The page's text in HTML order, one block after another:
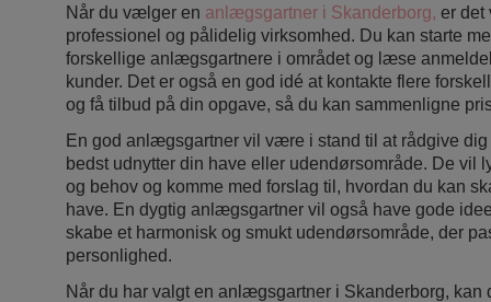
Når du vælger en anlægsgartner i Skanderborg, er det
professionel og pålidelig virksomhed. Du kan starte
forskellige anlægsgartnere i området og læse
kunder. Det er også en god idé at kontakte flere
og få tilbud på din opgave, så du kan sammenligne
En god anlægsgartner vil være i stand til at rådgive dig
bedst udnytter din have eller udendørsområde. De vil
og behov og komme med forslag til, hvordan du kan
have. En dygtig anlægsgartner vil også have gode
skabe et harmonisk og smukt udendørsområde, der
personlighed.
Når du har valgt en anlægsgartner i Skanderborg, kan